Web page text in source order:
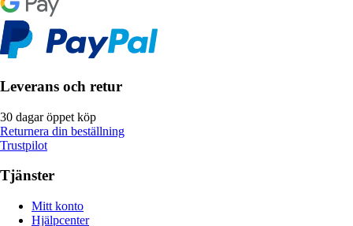
Leverans och retur
30 dagar öppet köp
Returnera din beställning
Trustpilot
Tjänster
Mitt konto
Hjälpcenter